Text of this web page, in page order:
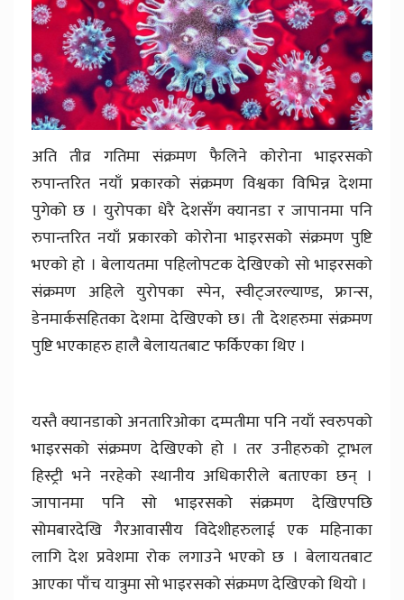
अति तीव्र गतिमा संक्रमण फैलिने कोरोना भाइरसको
रुपान्तरित नयाँ प्रकारको संक्रमण विश्वका विभिन्न देशमा
पुगेको छ । युरोपका धेरै देशसँग क्यानडा र जापानमा पनि
रुपान्तरित नयाँ प्रकारको कोरोना भाइरसको संक्रमण पुष्टि
भएको हो । बेलायतमा पहिलोपटक देखिएको सो भाइरसको
संक्रमण अहिले युरोपका स्पेन, स्वीट्जरल्याण्ड, फ्रान्स,
डेनमार्कसहितका देशमा देखिएको छ। ती देशहरुमा संक्रमण
पुष्टि भएकाहरु हालै बेलायतबाट फर्किएका थिए ।
यस्तै क्यानडाको अनतारिओका दम्पतीमा पनि नयाँ स्वरुपको
भाइरसको संक्रमण देखिएको हो । तर उनीहरुको ट्राभल
हिस्ट्री भने नरहेको स्थानीय अधिकारीले बताएका छन् ।
जापानमा पनि सो भाइरसको संक्रमण देखिएपछि
सोमबारदेखि गैरआवासीय विदेशीहरुलाई एक महिनाका
लागि देश प्रवेशमा रोक लगाउने भएको छ । बेलायतबाट
आएका पाँच यात्रुमा सो भाइरसको संक्रमण देखिएको थियो ।